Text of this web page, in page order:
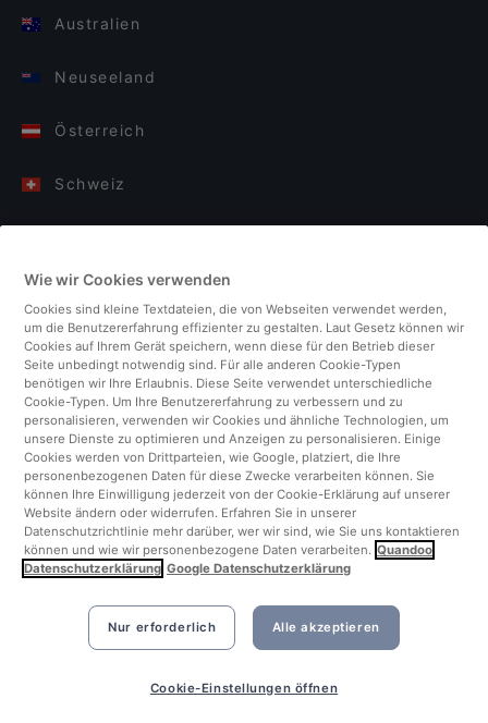
Australien
Neuseeland
Österreich
Schweiz
Italien
Finnland
Vereinigtes Königreich
Türkei
Niederlande
Singapur
Wie wir Cookies verwenden
Cookies sind kleine Textdateien, die von Webseiten verwendet werden,
um die Benutzererfahrung effizienter zu gestalten. Laut Gesetz können wir
Cookies auf Ihrem Gerät speichern, wenn diese für den Betrieb dieser
Seite unbedingt notwendig sind. Für alle anderen Cookie-Typen
benötigen wir Ihre Erlaubnis. Diese Seite verwendet unterschiedliche
Cookie-Typen. Um Ihre Benutzererfahrung zu verbessern und zu
personalisieren, verwenden wir Cookies und ähnliche Technologien, um
unsere Dienste zu optimieren und Anzeigen zu personalisieren. Einige
Cookies werden von Drittparteien, wie Google, platziert, die Ihre
personenbezogenen Daten für diese Zwecke verarbeiten können. Sie
können Ihre Einwilligung jederzeit von der Cookie-Erklärung auf unserer
Website ändern oder widerrufen. Erfahren Sie in unserer
Datenschutzrichtlinie mehr darüber, wer wir sind, wie Sie uns kontaktieren
können und wie wir personenbezogene Daten verarbeiten. Quandoo
Datenschutzerklärung Google Datenschutzerklärung
Nur erforderlich Alle akzeptieren
Cookie-Einstellungen öffnen